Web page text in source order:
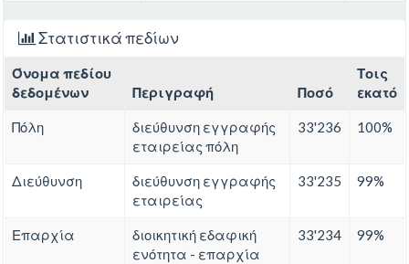
Στατιστικά πεδίων
Όνομα πεδίου
δεδομένων
Περιγραφή Ποσό
Τοις
εκατό
Πόλη
διεύθυνση εγγραφής
εταιρείας πόλη
33'236 100%
Διεύθυνση
διεύθυνση εγγραφής
εταιρείας
33'235 99%
Επαρχία
διοικητική εδαφική
ενότητα - επαρχία
33'234 99%